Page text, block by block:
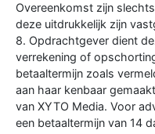
Overeenkomst zijn
deze uitdrukkelijk zijn
8. Opdrachtgever dient
verrekening of
betaaltermijn zoals
aan haar kenbaar
van XYTO Media. Voor
een betaaltermijn van 14